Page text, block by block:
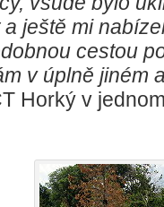
ještě mi
cestou
v úplně jiném
Horký v